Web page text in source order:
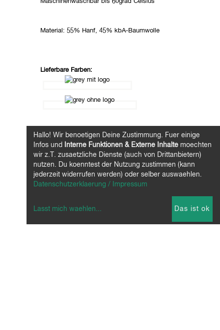
Maschinenwaschbar bis 60grad Celsius
Material: 55% Hanf, 45% kbA-Baumwolle
Lieferbare Farben:
Hallo! Wir benoetigen Deine Zustimmung. Fuer einige
Infos und
Interne Funktionen & Externe Inhalte moechten
wir z.T. zusaetzliche Dienste (auch von Drittanbietern)
nutzen. Du koenntest der Nutzung zustimmen (kann
jederzeit widerrufen werden) oder selber auswaehlen.
Datenschutzerklaerung / Impressum
Lasst mich waehlen... Das ist ok